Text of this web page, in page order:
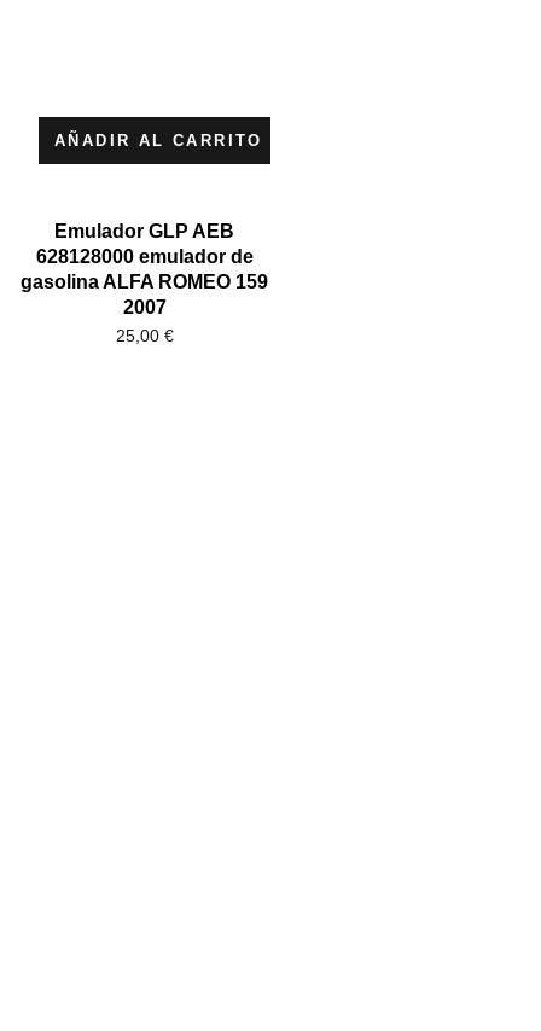
AÑADIR AL CARRITO
Emulador GLP AEB
628128000 emulador de
gasolina ALFA ROMEO 159
2007
25,00 €